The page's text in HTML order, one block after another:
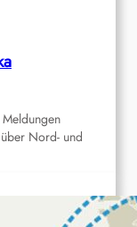
Nord- und